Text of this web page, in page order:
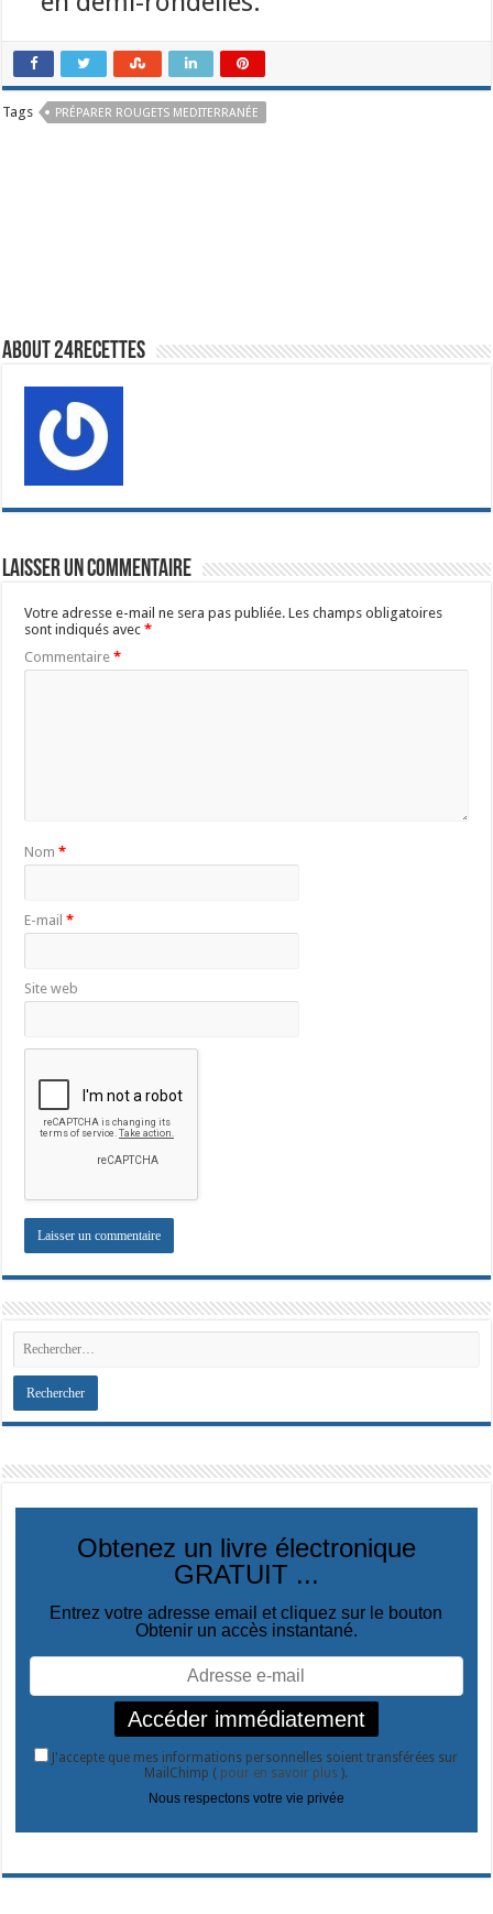
Tags PRÉPARER ROUGETS MEDITERRANÉE
About 24recettes
Laisser un commentaire
Votre adresse e-mail ne sera pas publiée. Les champs obligatoires
sont indiqués avec*
Commentaire*
Nom*
E-mail*
Site web
Obtenez un livre électronique
GRATUIT ...
Entrez votre adresse email et cliquez sur le bouton
Obtenir un accès instantané.
J'accepte que mes informations personnelles soient transférées sur
MailChimp ( pour en savoir plus).
Nous respectons votre vie privée